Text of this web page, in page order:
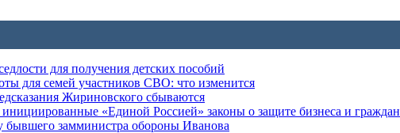
для получения детских пособий
для семей участников СВО: что изменится
Жириновского сбываются
«Единой Россией» законы о защите бизнеса и граждан
бывшего замминистра обороны Иванова